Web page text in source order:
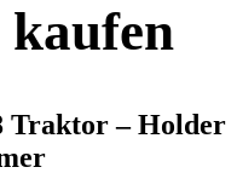
Traktor – Holder